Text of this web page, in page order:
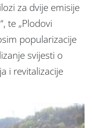
za dvije emisije
te „Plodovi
popularizacije
svijesti o
i revitalizacije